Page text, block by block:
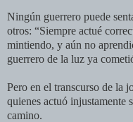
Ningún guerrero puede
otros: “Siempre actué
mintiendo, y aún no
guerrero de la luz ya
Pero en el transcurso de la
quienes actuó injustamente
camino.